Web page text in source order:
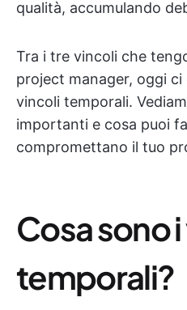
qualità, accumulando
Tra i tre vincoli che
project manager, oggi
vincoli temporali.
importanti e cosa puoi
compromettano il tuo
Cosa sono
temporali?